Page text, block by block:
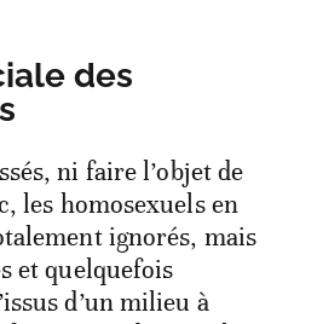
des
ni faire l’objet de
les homosexuels en
ignorés, mais
et quelquefois
d’un milieu à